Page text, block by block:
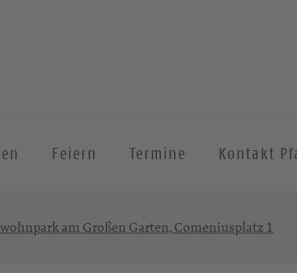
Feiern Termine Kontakt
am Großen Garten, Comeniusplatz 1